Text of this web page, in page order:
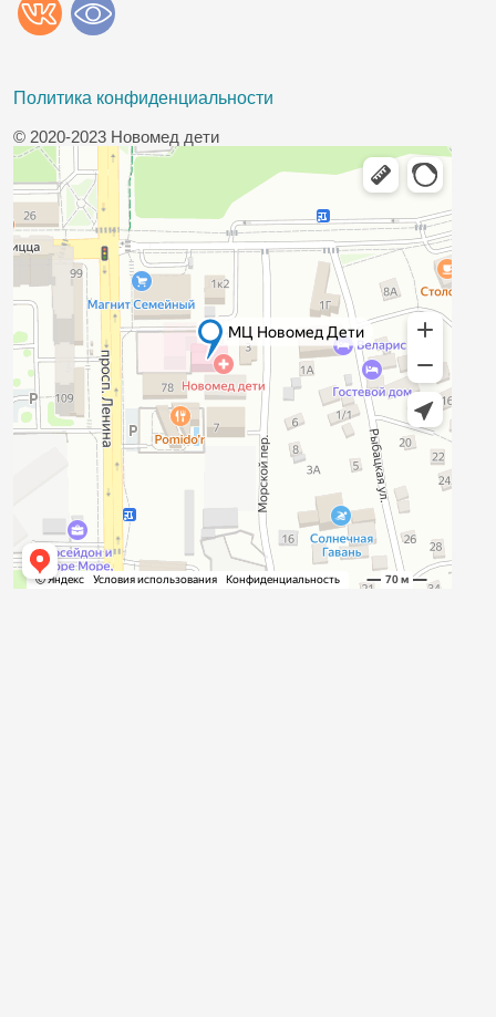
Политика конфиденциальности
© 2020-2023 Новомед дети